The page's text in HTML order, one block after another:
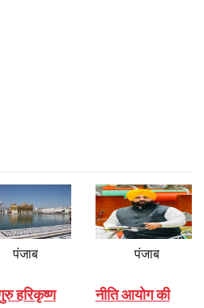
पंजाब
हरिकृष्ण
पंजाब
नीति आयोग की